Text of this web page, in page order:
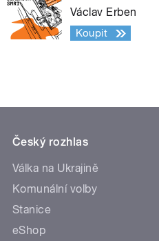
Václav Erben
Koupit
Český rozhlas
Válka na Ukrajině
Komunální volby
Stanice
eShop